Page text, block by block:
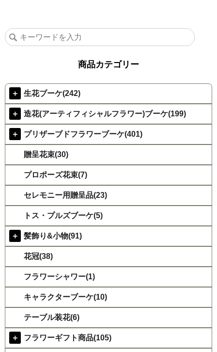
商品カテゴリー
＋ 生花ブーケ(242)
＋ 造花(アーティフィシャルフラワー)ブーケ(199)
＋ プリザーブドフラワーブーケ(401)
贈呈花束(30)
プロポーズ花束(7)
セレモニー用贈呈品(23)
トス・プルズブーケ(5)
＋ 髪飾り&小物(91)
花冠(38)
フラワーシャワー(1)
キャラクターブーケ(10)
テーブル装花(6)
＋ フラワーギフト商品(105)